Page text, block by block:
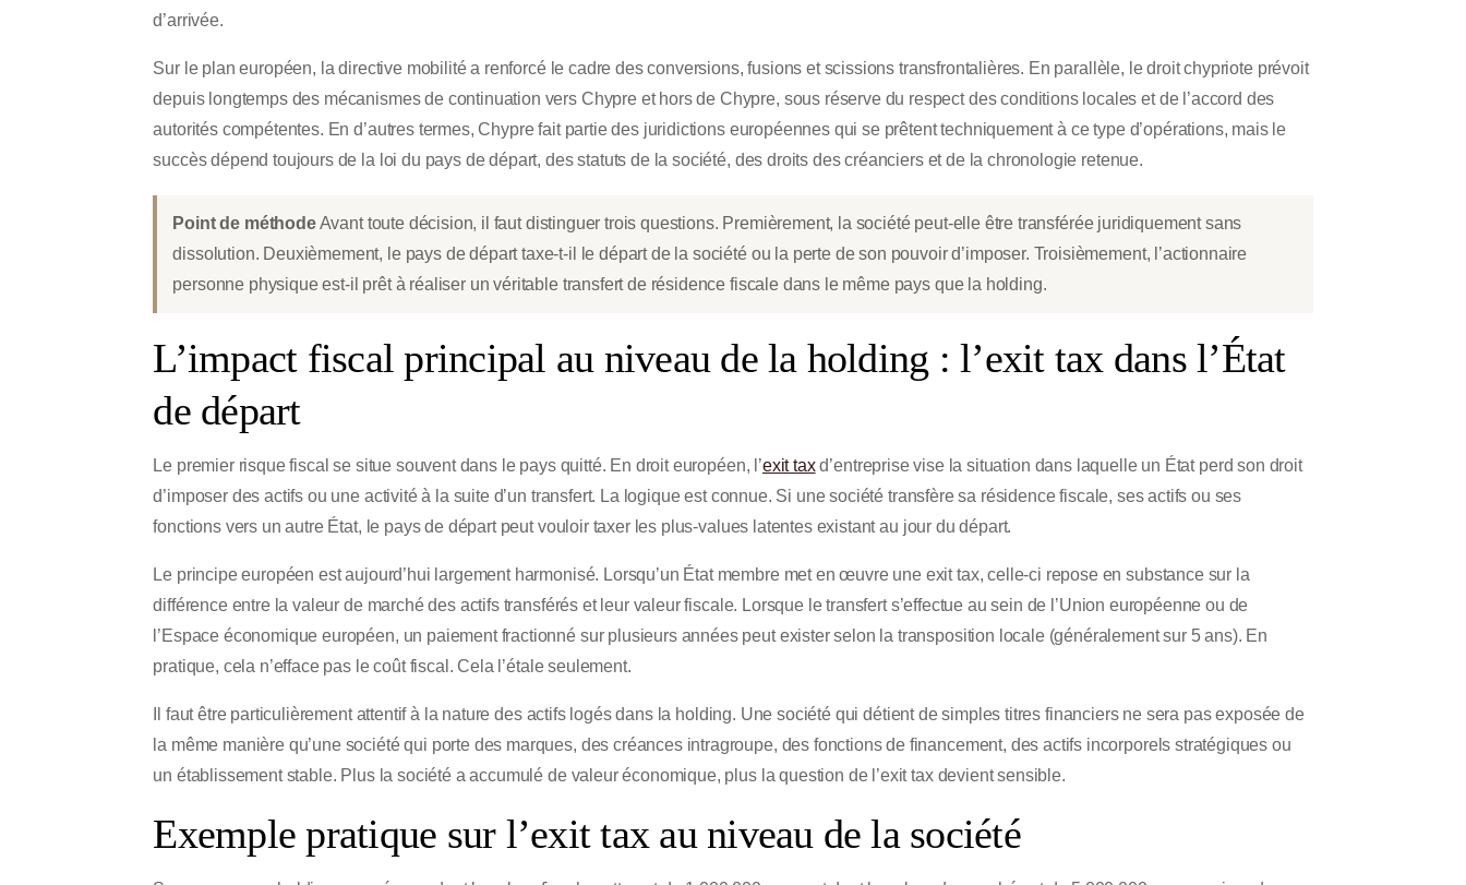
d’arrivée.
Sur le plan européen, la directive mobilité a renforcé le cadre des conversions, fusions et scissions transfrontalières. En parallèle, le droit chypriote prévoit
depuis longtemps des mécanismes de continuation vers Chypre et hors de Chypre, sous réserve du respect des conditions locales et de l’accord des
autorités compétentes. En d’autres termes, Chypre fait partie des juridictions européennes qui se prêtent techniquement à ce type d’opérations, mais le
succès dépend toujours de la loi du pays de départ, des statuts de la société, des droits des créanciers et de la chronologie retenue.
Point de méthodeAvant toute décision, il faut distinguer trois questions. Premièrement, la société peut-elle être transférée juridiquement sans
dissolution. Deuxièmement, le pays de départ taxe-t-il le départ de la société ou la perte de son pouvoir d’imposer. Troisièmement, l’actionnaire
personne physique est-il prêt à réaliser un véritable transfert de résidence fiscale dans le même pays que la holding.
L’impact fiscal principal au niveau de la holding : l’exit tax dans l’État
de départ
Le premier risque fiscal se situe souvent dans le pays quitté. En droit européen, l’exit taxd’entreprise vise la situation dans laquelle un État perd son droit
d’imposer des actifs ou une activité à la suite d’un transfert. La logique est connue. Si une société transfère sa résidence fiscale, ses actifs ou ses
fonctions vers un autre État, le pays de départ peut vouloir taxer les plus-values latentes existant au jour du départ.
Le principe européen est aujourd’hui largement harmonisé. Lorsqu’un État membre met en œuvre une exit tax, celle-ci repose en substance sur la
différence entre la valeur de marché des actifs transférés et leur valeur fiscale. Lorsque le transfert s’effectue au sein de l’Union européenne ou de
l’Espace économique européen, un paiement fractionné sur plusieurs années peut exister selon la transposition locale (généralement sur 5 ans). En
pratique, cela n’efface pas le coût fiscal. Cela l’étale seulement.
Il faut être particulièrement attentif à la nature des actifs logés dans la holding. Une société qui détient de simples titres financiers ne sera pas exposée de
la même manière qu’une société qui porte des marques, des créances intragroupe, des fonctions de financement, des actifs incorporels stratégiques ou
un établissement stable. Plus la société a accumulé de valeur économique, plus la question de l’exit tax devient sensible.
Exemple pratique sur l’exit tax au niveau de la société